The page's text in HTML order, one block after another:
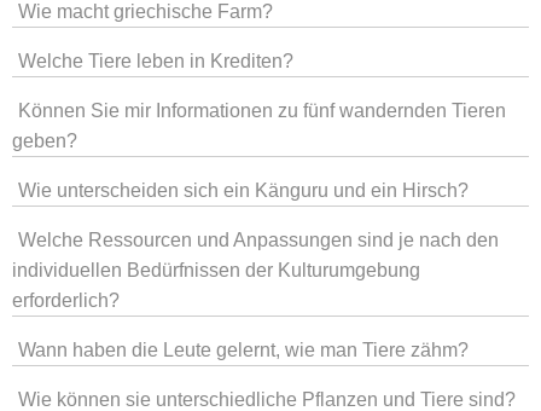
Wie macht griechische Farm?
Welche Tiere leben in Krediten?
Können Sie mir Informationen zu fünf wandernden Tieren
geben?
Wie unterscheiden sich ein Känguru und ein Hirsch?
Welche Ressourcen und Anpassungen sind je nach den
individuellen Bedürfnissen der Kulturumgebung
erforderlich?
Wann haben die Leute gelernt, wie man Tiere zähm?
Wie können sie unterschiedliche Pflanzen und Tiere sind?